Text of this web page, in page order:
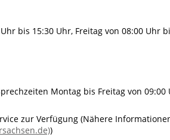
bis 15:30 Uhr, Freitag von 08:00 Uhr
Montag bis Freitag von
zur Verfügung (Nähere
)